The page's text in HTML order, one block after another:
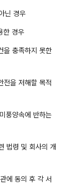
닌 경우
한 경우
을 충족하지 못한
전을 저해할 목적
풍양속에 반하는
법령 및 회사의 개
에 동의 후 각 서